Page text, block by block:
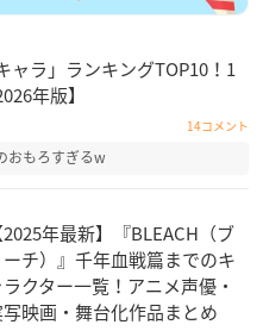
ャラ」ランキングTOP10！1
年版】
14コメント
おもろすぎるw
2025年最新】『BLEACH（ブ
ーチ）』千年血戦篇までのキ
ラクター一覧！アニメ声優・
写映画・舞台化作品まとめ